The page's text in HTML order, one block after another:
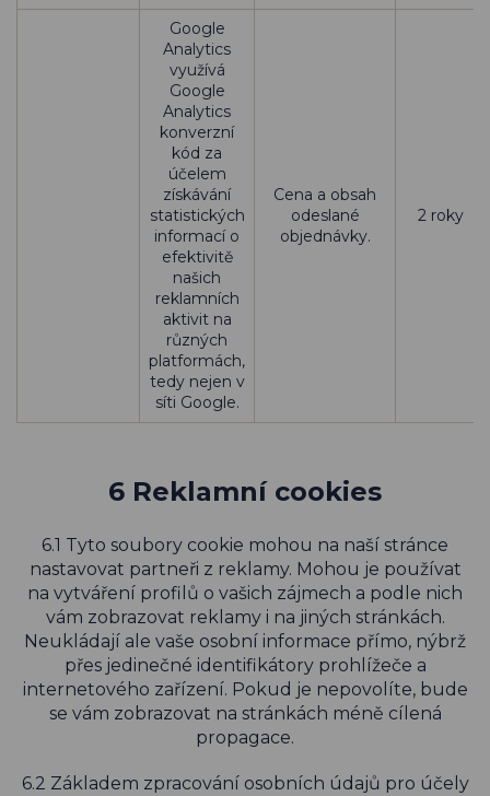
Google
Analytics
využívá
Google
Analytics
konverzní
kód za
účelem
získávání
statistických
informací o
efektivitě
našich
reklamních
aktivit na
různých
platformách,
tedy nejen v
síti Google.
Cena a obsah
odeslané
objednávky.
2 roky
6 Reklamní cookies
6.1 Tyto soubory cookie mohou na naší stránce
nastavovat partneři z reklamy. Mohou je používat
na vytváření profilů o vašich zájmech a podle nich
vám zobrazovat reklamy i na jiných stránkách.
Neukládají ale vaše osobní informace přímo, nýbrž
přes jedinečné identifikátory prohlížeče a
internetového zařízení. Pokud je nepovolíte, bude
se vám zobrazovat na stránkách méně cílená
propagace.
6.2 Základem zpracování osobních údajů pro účely